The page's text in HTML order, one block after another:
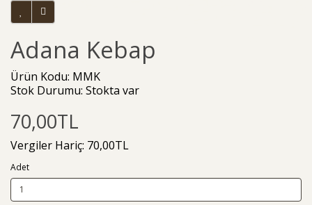
Adana Kebap
Ürün Kodu: MMK
Stok Durumu: Stokta var
70,00TL
Vergiler Hariç: 70,00TL
Adet